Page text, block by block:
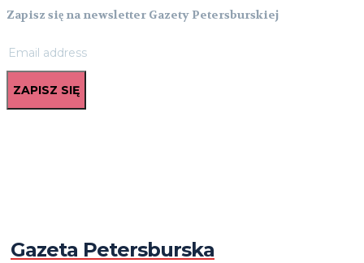
Zapisz się na newsletter Gazety Petersburskiej
ZAPISZ SIĘ
Gazeta Petersburska